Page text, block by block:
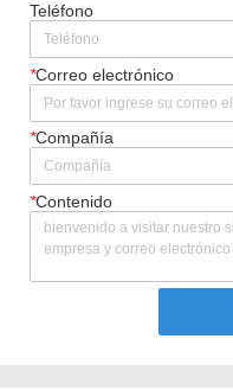
Teléfono
*Correo electrónico
*Compañía
*Contenido